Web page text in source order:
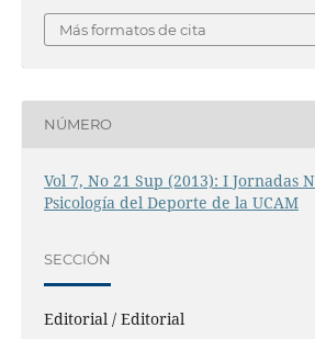
Más formatos de cita
NÚMERO
Vol 7, No 21 Sup (2013): I Jornadas
Psicología del Deporte de la UCAM
SECCIÓN
Editorial / Editorial